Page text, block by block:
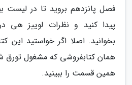
فصل پانزدهم بروید تا در لیست
پیدا کنید و نظرات لوییز هی
بخوانید. اصلا اگر خواستید این
همان کتابفروشی که مشغول تورق
همین قسمت را ببینید.